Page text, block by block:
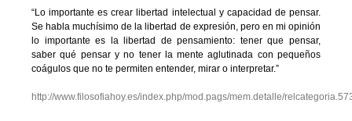
“Lo importante es crear libertad intelectual y capacidad de pensar.
Se habla muchísimo de la libertad de expresión, pero en mi opinión
lo importante es la libertad de pensamiento: tener que pensar,
saber qué pensar y no tener la mente aglutinada con pequeños
coágulos que no te permiten entender, mirar o interpretar.”
http://www.filosofiahoy.es/index.php/mod.pags/mem.detalle/